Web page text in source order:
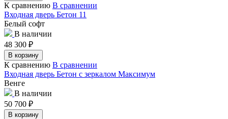
К сравнению В сравнении
Входная дверь Бетон 11
Белый софт
В наличии
48 300 ₽
В корзину
К сравнению В сравнении
Входная дверь Бетон с зеркалом Максимум
Венге
В наличии
50 700 ₽
В корзину